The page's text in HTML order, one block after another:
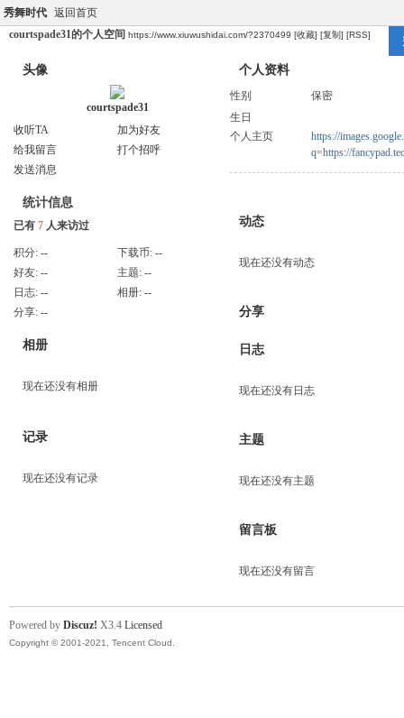
秀舞时代 返回首页
courtspade31的个人空间 https://www.xiuwushidai.com/?2370499 [收藏] [复制] [RSS]
头像
courtspade31
收听TA
加为好友
给我留言
打个招呼
发送消息
统计信息
已有 7 人来访过
积分: -- 下载币: --
好友: -- 主题: --
日志: -- 相册: --
分享: --
相册
现在还没有相册
记录
现在还没有记录
个人资料
性别
保密
生日
个人主页
https://
q=https://
动态
现在还没有动态
分享
日志
现在还没有日志
主题
现在还没有主题
留言板
现在还没有留言
Powered by Discuz! X3.4 Licensed
Copyright © 2001-2021, Tencent Cloud.